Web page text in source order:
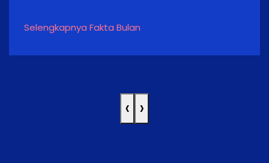
Selengkapnya Fakta Bulan
‹ ›